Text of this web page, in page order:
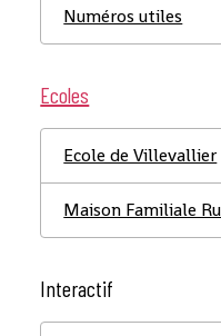
Numéros utiles
Ecoles
Ecole de Villevallier
Maison Familiale
Interactif